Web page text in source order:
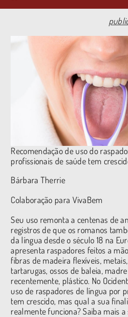
Recomendação de uso do
profissionais de saúde tem
Bárbara Therrie
Colaboração para VivaBem
Seu uso remonta a centenas de
registros de que os romanos
da língua desde o século 18 na
apresenta raspadores feitos a
fibras de madeira flexíveis,
tartarugas, ossos de baleia,
recentemente, plástico. No
uso de raspadores de língua por
tem crescido, mas qual a sua
realmente funciona? Saiba mais a